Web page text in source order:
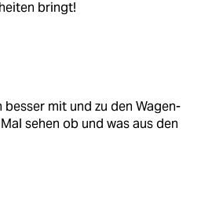
bringt!
mit und zu den Wagen-
sehen ob und was aus den